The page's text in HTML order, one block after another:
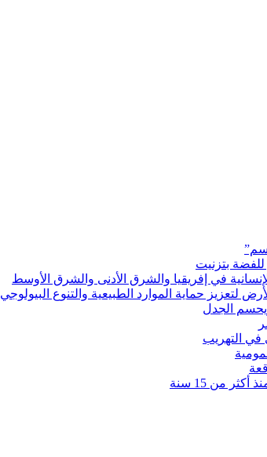
بتزنيت
لتعزيز حماية الموارد الطبيعية والتنوع
الجدل
التهريب
من 15 سنة